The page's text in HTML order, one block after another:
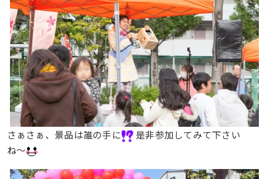
さぁさぁ、景品は誰の手に
是非参加してみて下さい
ね〜